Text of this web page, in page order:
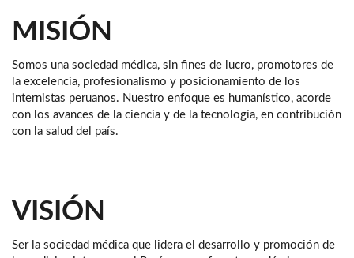
MISIÓN
Somos una sociedad médica, sin fines de lucro, promotores de
la excelencia, profesionalismo y posicionamiento de los
internistas peruanos. Nuestro enfoque es humanístico, acorde
con los avances de la ciencia y de la tecnología, en contribución
con la salud del país.
VISIÓN
Ser la sociedad médica que lidera el desarrollo y promoción de